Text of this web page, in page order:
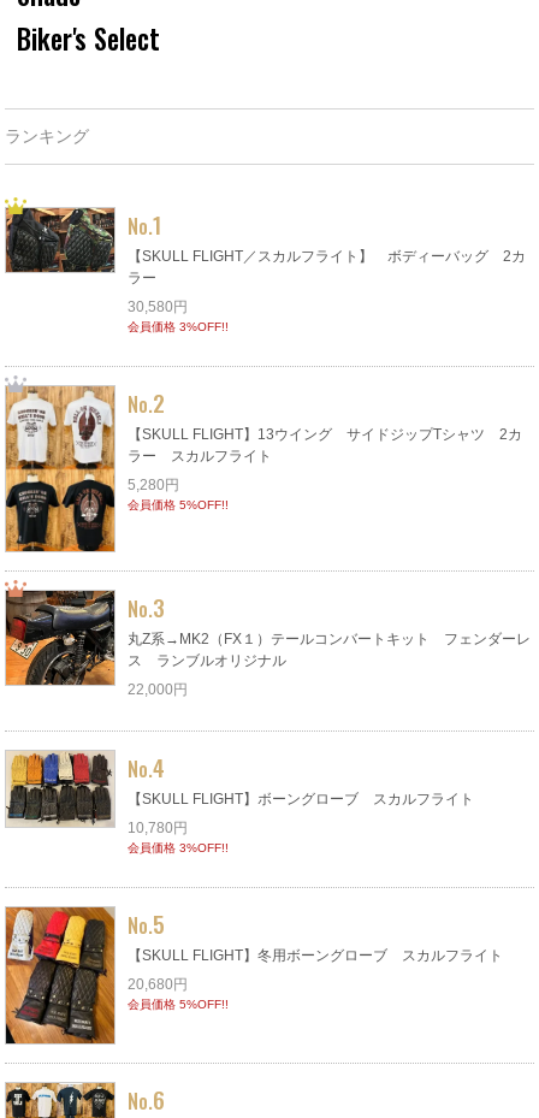
Biker's Select
ランキング
No.1
【SKULL FLIGHT／スカルフライト】 ボディーバッグ 2カ
ラー
30,580円
会員価格 3%OFF!!
No.2
【SKULL FLIGHT】13ウイング サイドジップTシャツ 2カ
ラー スカルフライト
5,280円
会員価格 5%OFF!!
No.3
丸Z系→MK2（FX１）テールコンバートキット フェンダーレ
ス ランブルオリジナル
22,000円
No.4
【SKULL FLIGHT】ボーングローブ スカルフライト
10,780円
会員価格 3%OFF!!
No.5
【SKULL FLIGHT】冬用ボーングローブ スカルフライト
20,680円
会員価格 5%OFF!!
No.6